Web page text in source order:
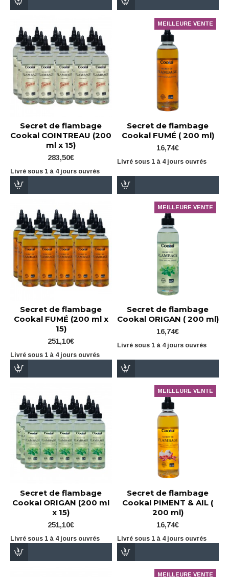
Secret de flambage
Cookal COINTREAU (200
ml x 15)
283,50€
Livré sous 1 à 4 jours ouvrés
MEILLEURE VENTE
Secret de flambage
Cookal FUMÉ ( 200 ml)
16,74€
Livré sous 1 à 4 jours ouvrés
Secret de flambage
Cookal FUMÉ (200 ml x
15)
251,10€
Livré sous 1 à 4 jours ouvrés
MEILLEURE VENTE
Secret de flambage
Cookal ORIGAN ( 200 ml)
16,74€
Livré sous 1 à 4 jours ouvrés
Secret de flambage
Cookal ORIGAN (200 ml
x 15)
251,10€
Livré sous 1 à 4 jours ouvrés
MEILLEURE VENTE
Secret de flambage
Cookal PIMENT & AIL (
200 ml)
16,74€
Livré sous 1 à 4 jours ouvrés
MEILLEURE VENTE